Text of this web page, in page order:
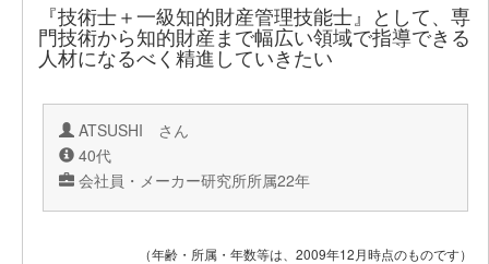
『技術士＋一級知的財産管理技能士』として、専
門技術から知的財産まで幅広い領域で指導できる
人材になるべく精進していきたい
ATSUSHI さん
40代
会社員・メーカー研究所所属22年
（年齢・所属・年数等は、2009年12月時点のものです）